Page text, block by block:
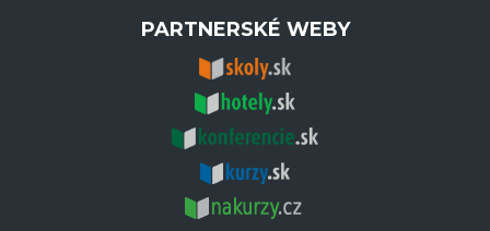
PARTNERSKÉ WEBY